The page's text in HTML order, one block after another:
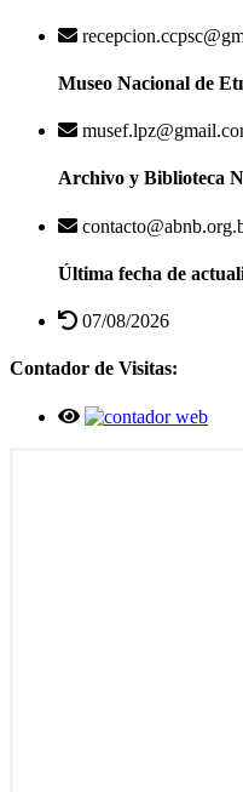
Museo Nacional de
Archivo y Biblioteca
Última fecha de
07/08/2026
Contador de Visitas: